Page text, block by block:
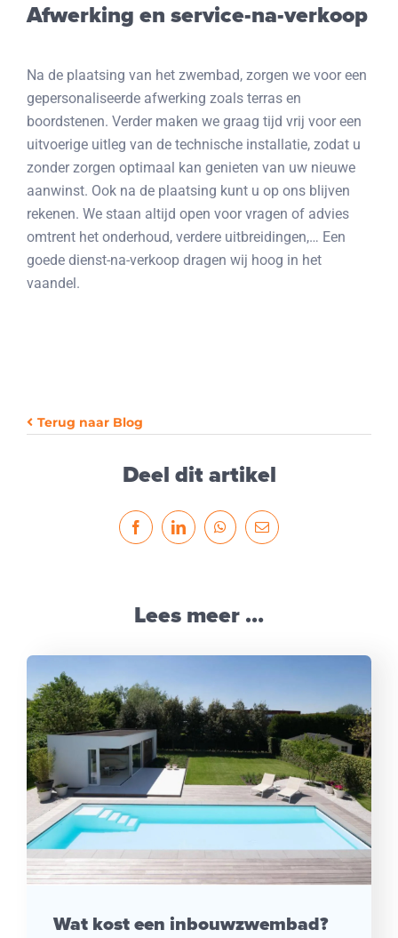
Afwerking en service-na-verkoop
Na de plaatsing van het zwembad, zorgen we voor een
gepersonaliseerde afwerking zoals terras en
boordstenen. Verder maken we graag tijd vrij voor een
uitvoerige uitleg van de technische installatie, zodat u
zonder zorgen optimaal kan genieten van uw nieuwe
aanwinst. Ook na de plaatsing kunt u op ons blijven
rekenen. We staan altijd open voor vragen of advies
omtrent het onderhoud, verdere uitbreidingen,… Een
goede dienst-na-verkoop dragen wij hoog in het
vaandel.
Terug naar Blog
Deel dit artikel
Lees meer …
Wat kost een inbouwzwembad?